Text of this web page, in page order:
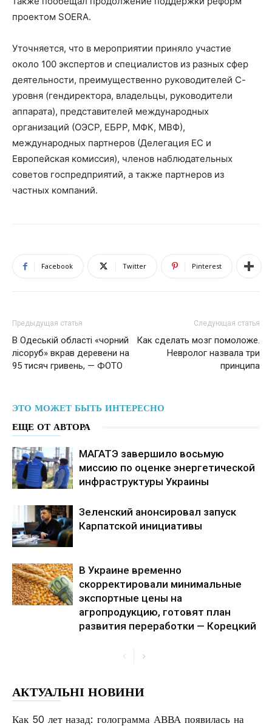
проектом SOERA.
Уточняется, что в мероприятии приняло участие
около 100 экспертов и специалистов из разных сфер
деятельности, преимущественно руководителей С-
уровня (гендиректора, владельцы, руководители
аппарата), представителей международных
организаций (ОЭСР, ЕБРР, МФК, МВФ),
международных партнеров (Делегация ЕС и
Европейская комиссия), членов наблюдательных
советов госпредприятий, а также партнеров из
частных компаний.
Facebook Twitter Pinterest
Предыдущая статья
В Одеській області «чорний
лісоруб» вкрав деревени на
95 тисяч гривень, — ФОТО
Следующая статья
Как сделать мозг помоложе.
Невролог назвала три
принципа
ЭТО МОЖЕТ БЫТЬ ИНТЕРЕСНО
ЕЩЕ ОТ АВТОРА
МАГАТЭ завершило восьмую
миссию по оценке энергетической
инфраструктуры Украины
Зеленский анонсировал запуск
Карпатской инициативы
В Украине временно
скорректировали минимальные
экспортные цены на
агропродукцию, готовят план
развития переработки — Корецкий
АКТУАЛЬНІ НОВИНИ
Как 50 лет назад: голограмма АВВА появилась на